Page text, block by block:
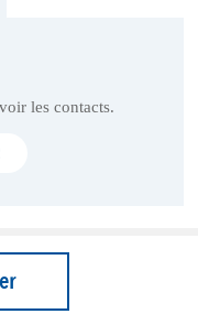
les contacts.